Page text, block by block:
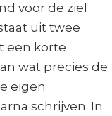
voor de ziel
uit twee
een korte
wat precies de
eigen
schrijven. In